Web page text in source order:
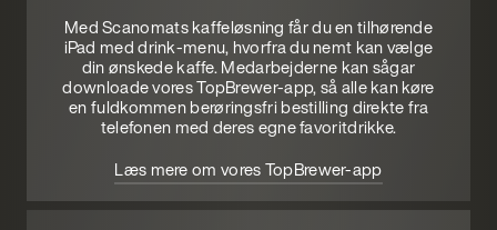
Med Scanomats kaffeløsning får du en tilhørende
iPad med drink-menu, hvorfra du nemt kan vælge
din ønskede kaffe. Medarbejderne kan sågar
downloade vores TopBrewer-app, så alle kan køre
en fuldkommen berøringsfri bestilling direkte fra
telefonen med deres egne favoritdrikke.
Læs mere om vores TopBrewer-app